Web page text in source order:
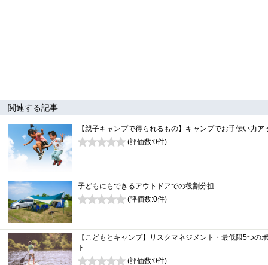
関連する記事
【親子キャンプで得られるもの】キャンプでお手伝い力ア
(評価数:0件)
子どもにもできるアウトドアでの役割分担
(評価数:0件)
【こどもとキャンプ】リスクマネジメント・最低限5つの
ト
(評価数:0件)